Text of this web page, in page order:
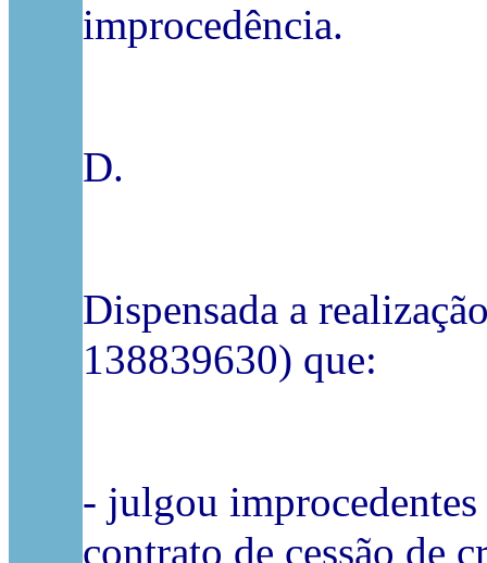
improcedência.
D.
Dispensada a
138839630) que:
- julgou improcedentes
contrato de cessão de